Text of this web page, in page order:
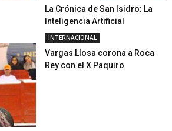
La Crónica de San Isidro: La
Inteligencia Artificial
INTERNACIONAL
Vargas Llosa corona a Roca
Rey con el X Paquiro